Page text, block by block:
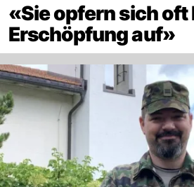
«Sie opfern sich oft
Erschöpfung auf»